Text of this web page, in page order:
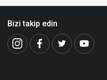
Bizi takip edin